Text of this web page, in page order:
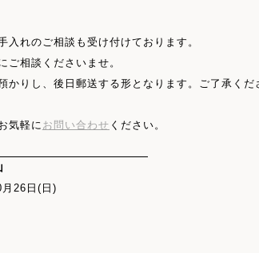
入れのご相談も受け付けております。
ご相談くださいませ。
りし、後日郵送する形となります。ご了承くだ
気軽に お問い合わせ ください。
26日(日)